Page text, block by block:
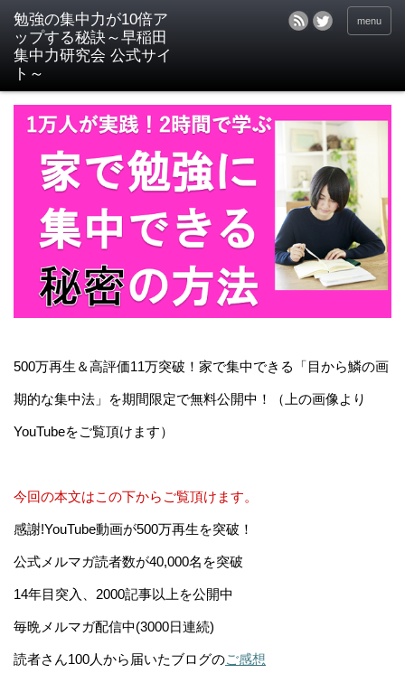
menu
500万再生＆高評価11万突破！家で集中できる「目から鱗の画
期的な集中法」を期間限定で無料公開中！（上の画像より
YouTubeをご覧頂けます）
今回の本文はこの下からご覧頂けます。
感謝!YouTube動画が500万再生を突破！
公式メルマガ読者数が40,000名を突破
14年目突入、2000記事以上を公開中
毎晩メルマガ配信中(3000日連続)
読者さん100人から届いたブログのご感想